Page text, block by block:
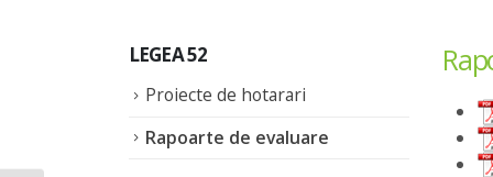
LEGEA 52
Proiecte de hotarari
Rapoarte de evaluare